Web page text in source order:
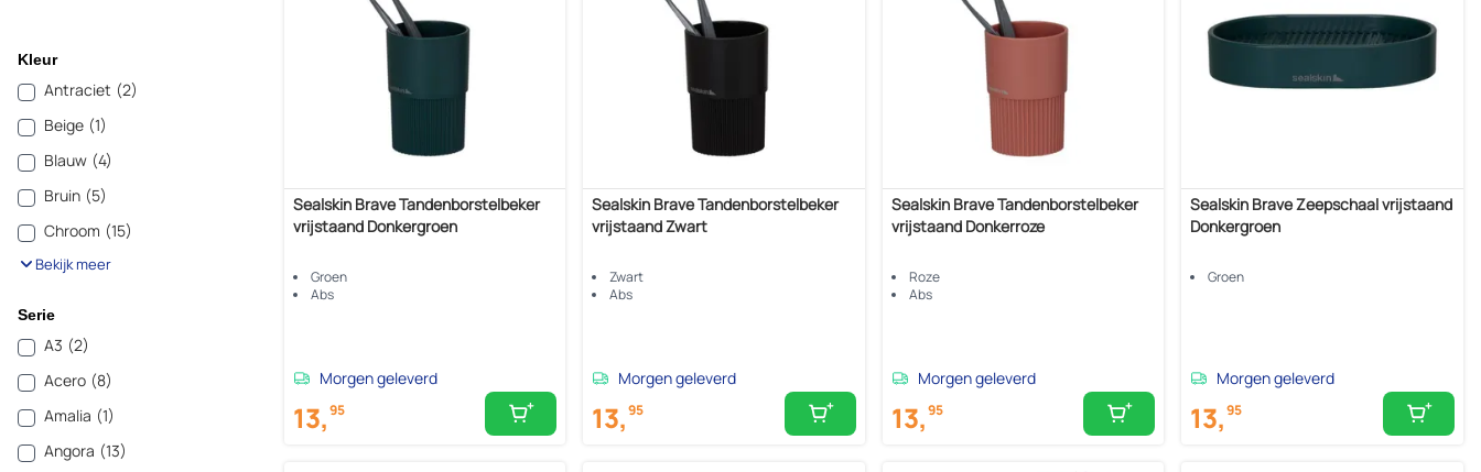
Kleur
Antraciet (2)
Beige (1)
Blauw (4)
Bruin (5)
Chroom (15)
Bekijk meer
Serie
A3 (2)
Acero (8)
Amalia (1)
Angora (13)
Sealskin Brave Tandenborstelbeker
vrijstaand Donkergroen
Groen
Abs
Morgen geleverd
13,95
Sealskin Brave Tandenborstelbeker
vrijstaand Zwart
Zwart
Abs
Morgen geleverd
13,95
Sealskin Brave Tandenborstelbeker
vrijstaand Donkerroze
Roze
Abs
Morgen geleverd
13,95
Sealskin Brave Zeepschaal vrijstaand
Donkergroen
Groen
Morgen geleverd
13,95